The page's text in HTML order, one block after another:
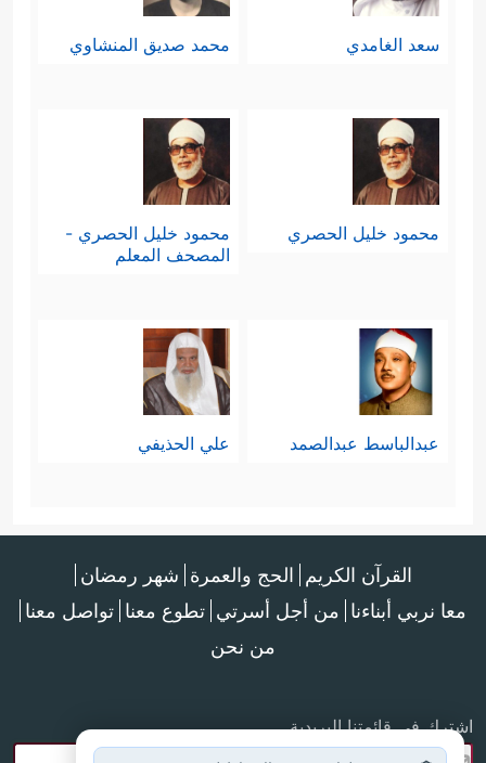
سعد الغامدي محمد صديق المنشاوي
محمود خليل الحصري
محمود خليل الحصري -
المصحف المعلم
عبدالباسط عبدالصمد علي الحذيفي
القرآن الكريم الحج والعمرة شهر رمضان
معا نربي أبناءنا من أجل أسرتي تطوع معنا تواصل معنا
من نحن
اشترك في قائمتنا البريدية